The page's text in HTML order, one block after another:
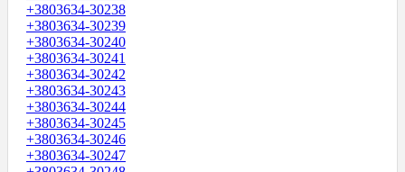
+3803634-30238
+3803634-30239
+3803634-30240
+3803634-30241
+3803634-30242
+3803634-30243
+3803634-30244
+3803634-30245
+3803634-30246
+3803634-30247